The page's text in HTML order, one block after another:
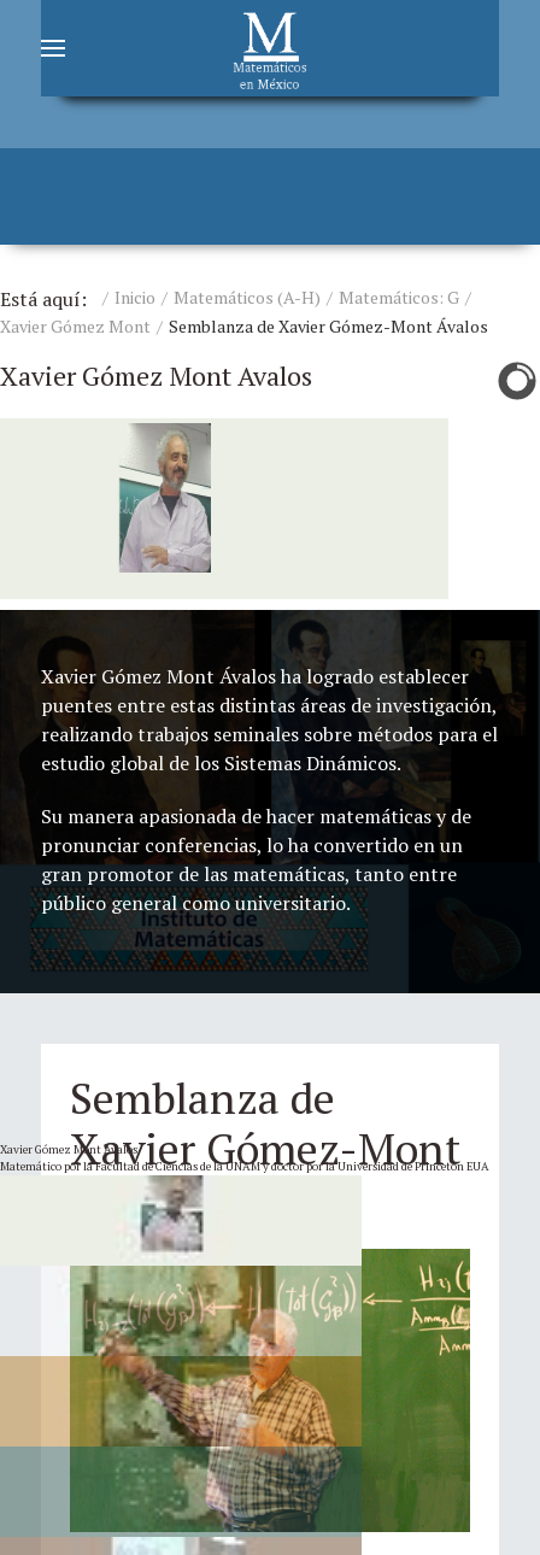
Está aquí: Inicio Matemáticos (A-H)
Matemáticos: G
Xavier Gómez Mont
Semblanza de Xavier Gómez-Mont Ávalos
Xavier Gómez Mont Avalos
Xavier Gómez Mont Ávalos
Matemático por la Facultad de Ciencias de la UNAM y doctor por la Universidad de Princeton EUA
Xavier Gómez Mont Ávalos ha logrado establecer
puentes entre estas distintas áreas de investigación,
realizando trabajos seminales sobre métodos para el
estudio global de los Sistemas Dinámicos.
Su manera apasionada de hacer matemáticas y de
pronunciar conferencias, lo ha convertido en un
gran promotor de las matemáticas, tanto entre
público general como universitario.
Semblanza de
Xavier Gómez-Mont
Ávalos